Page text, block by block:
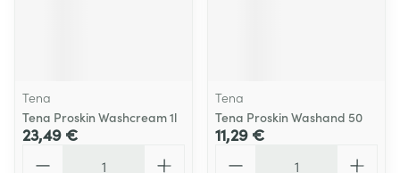
Tena
Tena Proskin Washcream 1l
23,49 €
Tena
Tena Proskin Washand 50
11,29 €